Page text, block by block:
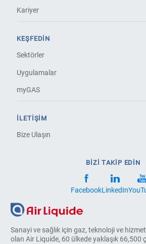
Sanayi ve sağlık için gaz, teknoloji ve
olan Air Liquide, 60 ülkede yaklaşık 66,500
Kariyer
KEŞFEDIN
Sektörler
Uygulamalar
myGAS
İLETIŞIM
Bize Ulaşın
BİZİ TAKİP EDİN
FacebookLinkedIn